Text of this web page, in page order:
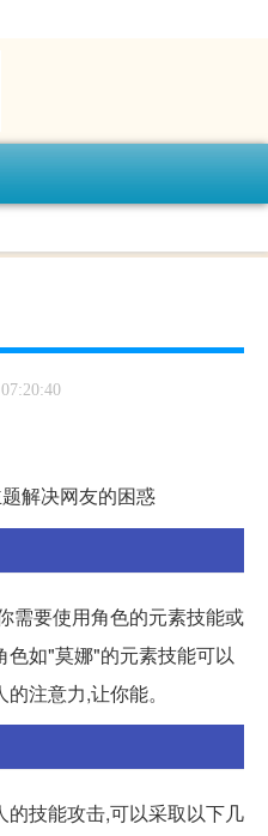
题解决网友的困惑
需要使用角色的元素技能或
如"莫娜"的元素技能可以
注意力,让你能。
技能攻击,可以采取以下几